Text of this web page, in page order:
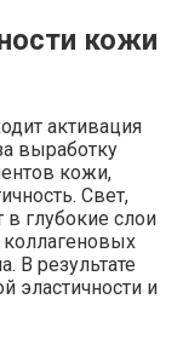
кожи
активация
выработку
кожи,
Свет,
глубокие слои
В результате
эластичности и